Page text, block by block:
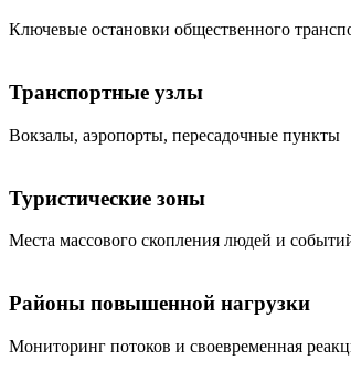
Ключевые остановки общественного
Транспортные узлы
Вокзалы, аэропорты, пересадочные пункты
Туристические зоны
Места массового скопления людей и
Районы повышенной нагрузки
Мониторинг потоков и своевременная